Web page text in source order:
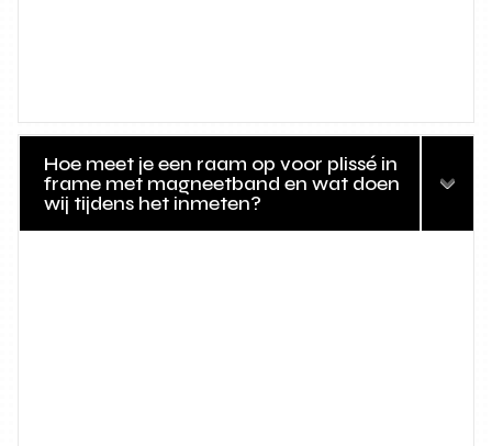
Hoe meet je een raam op voor plissé in
frame met magneetband en wat doen
wij tijdens het inmeten?